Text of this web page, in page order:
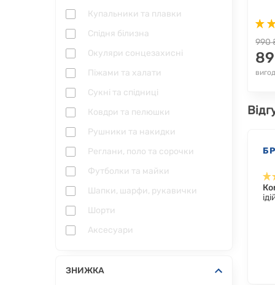
Купальники та плавки
Спідня білизна
Окуляри сонцезахисні
Піжами та халати
Сукні та спідниці
Ковдри та пелюшки
Рушники та накидки
Реглани, поло та сорочки
Футболки та майки
Шапки, шарфи, рукавички
Шорти
Аксесуари
ЗНИЖКА
990